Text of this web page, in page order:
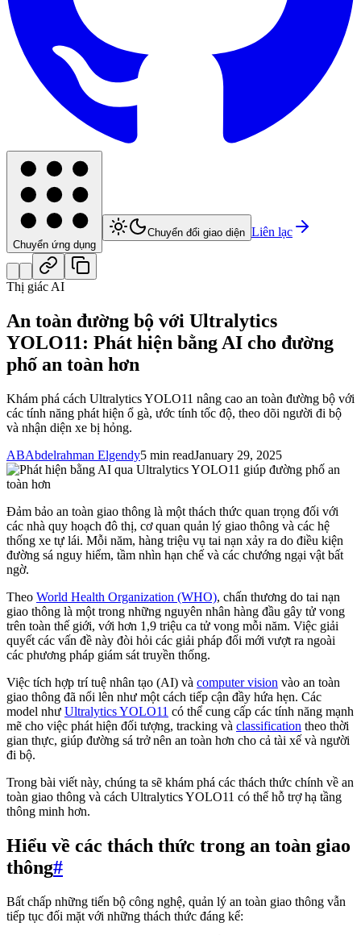
Chuyển ứng dụng
Chuyển đổi giao diện Liên lạc
Thị giác AI
An toàn đường bộ với Ultralytics
YOLO11: Phát hiện bằng AI cho đường
phố an toàn hơn
Khám phá cách Ultralytics YOLO11 nâng cao an toàn đường bộ với
các tính năng phát hiện ổ gà, ước tính tốc độ, theo dõi người đi bộ
và nhận diện xe bị hỏng.
ABAbdelrahman Elgendy5 min readJanuary 29, 2025
Đảm bảo an toàn giao thông là một thách thức quan trọng đối với
các nhà quy hoạch đô thị, cơ quan quản lý giao thông và các hệ
thống xe tự lái. Mỗi năm, hàng triệu vụ tai nạn xảy ra do điều kiện
đường sá nguy hiểm, tầm nhìn hạn chế và các chướng ngại vật bất
ngờ.
Theo World Health Organization (WHO), chấn thương do tai nạn
giao thông là một trong những nguyên nhân hàng đầu gây tử vong
trên toàn thế giới, với hơn 1,9 triệu ca tử vong mỗi năm. Việc giải
quyết các vấn đề này đòi hỏi các giải pháp đổi mới vượt ra ngoài
các phương pháp giám sát truyền thống.
Việc tích hợp trí tuệ nhân tạo (AI) và computer vision vào an toàn
giao thông đã nổi lên như một cách tiếp cận đầy hứa hẹn. Các
model như Ultralytics YOLO11 có thể cung cấp các tính năng mạnh
mẽ cho việc phát hiện đối tượng, tracking và classification theo thời
gian thực, giúp đường sá trở nên an toàn hơn cho cả tài xế và người
đi bộ.
Trong bài viết này, chúng ta sẽ khám phá các thách thức chính về an
toàn giao thông và cách Ultralytics YOLO11 có thể hỗ trợ hạ tầng
thông minh hơn.
Hiểu về các thách thức trong an toàn giao
thông#
Bất chấp những tiến bộ công nghệ, quản lý an toàn giao thông vẫn
tiếp tục đối mặt với những thách thức đáng kể: